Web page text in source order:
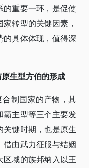
重要一环，是促使
转型的关键因素，
具体体现，值得深
生型方伯的形成
合制国家的产物，其
霸主型等三个主要发
关键时期，也是原生
由武力征服与结姻
域的族邦纳入以王